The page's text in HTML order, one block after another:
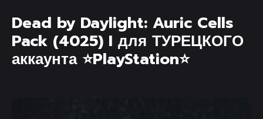
Dead by Daylight: Auric Cells
Pack (4025) I для ТУРЕЦКОГО
аккаунта ⭐PlayStation⭐